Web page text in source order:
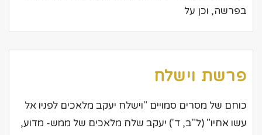
בפרשה, וכן על
פרשת וישלח
כוחם של מסרים סמויים "וישלח יעקב מלאכים לפניו אל
עשו אחיו" (ל"ב, ד') יעקב שלח מלאכים של ממש- מדוע,